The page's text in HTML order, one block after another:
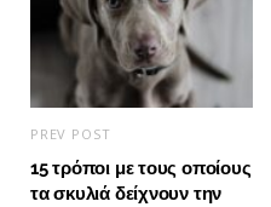
PREV POST
15 τρόποι με τους οποίους
τα σκυλιά δείχνουν την